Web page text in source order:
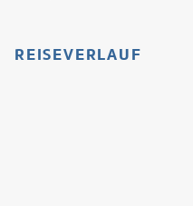
REISEVERLAUF